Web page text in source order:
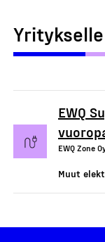
EWQ
EWQ Zone
Muut